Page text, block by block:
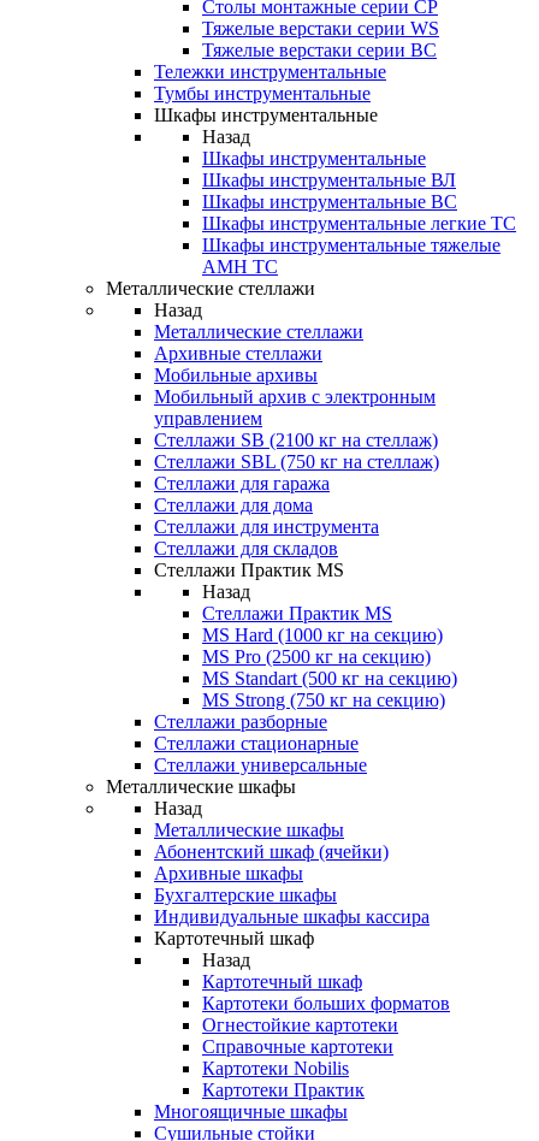
Столы монтажные серии СР
Тяжелые верстаки серии WS
Тяжелые верстаки серии ВС
Тележки инструментальные
Тумбы инструментальные
Шкафы инструментальные
Назад
Шкафы инструментальные
Шкафы инструментальные ВЛ
Шкафы инструментальные ВС
Шкафы инструментальные легкие ТС
Шкафы инструментальные тяжелые
AMH TC
Металлические стеллажи
Назад
Металлические стеллажи
Архивные стеллажи
Мобильные архивы
Мобильный архив с электронным
управлением
Стеллажи SB (2100 кг на стеллаж)
Стеллажи SBL (750 кг на стеллаж)
Стеллажи для гаража
Стеллажи для дома
Стеллажи для инструмента
Стеллажи для складов
Стеллажи Практик MS
Назад
Стеллажи Практик MS
MS Hard (1000 кг на секцию)
MS Pro (2500 кг на секцию)
MS Standart (500 кг на секцию)
MS Strong (750 кг на секцию)
Стеллажи разборные
Стеллажи стационарные
Стеллажи универсальные
Металлические шкафы
Назад
Металлические шкафы
Абонентский шкаф (ячейки)
Архивные шкафы
Бухгалтерские шкафы
Индивидуальные шкафы кассира
Картотечный шкаф
Назад
Картотечный шкаф
Картотеки больших форматов
Огнестойкие картотеки
Справочные картотеки
Картотеки Nobilis
Картотеки Практик
Многоящичные шкафы
Сушильные стойки